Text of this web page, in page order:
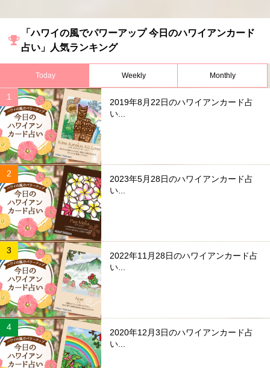
「ハワイの風でパワーアップ 今日のハワイアンカード
占い」人気ランキング
Today Weekly Monthly
2019年8月22日のハワイアンカード占
い...
2023年5月28日のハワイアンカード占
い...
2022年11月28日のハワイアンカード占
い...
2020年12月3日のハワイアンカード占
い...